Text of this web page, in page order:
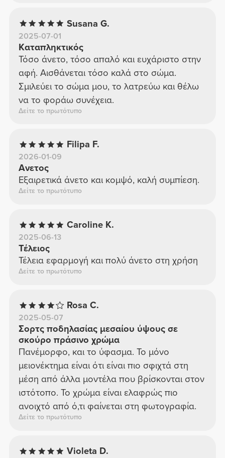
Susana G.
2025-07-01
Καταπληκτικός
Τόσο άνετο, τόσο απαλό και ευχάριστο στην
αφή. Αισθάνεται τόσο καλά στο σώμα.
Σμιλεύει το σώμα μου, το λατρεύω και θέλω
να το φοράω συνέχεια.
Δείτε το πρωτότυπο
Filipa F.
2026-01-09
Ανετος
Εξαιρετικά άνετο και κομψό, καλή συμπίεση.
Δείτε το πρωτότυπο
Caroline K.
2025-06-13
Τέλειος
Τέλεια εφαρμογή και πολύ άνετο στη χρήση
Δείτε το πρωτότυπο
Rosa C.
2025-05-07
Σορτς ποδηλασίας μεσαίου ύψους σε
σκούρο πράσινο χρώμα
Πανέμορφο, και το ύφασμα. Το μόνο
μειονέκτημα είναι ότι είναι πιο σφιχτά στη
μέση από άλλα μοντέλα που βρίσκονται στον
ιστότοπο. Το χρώμα είναι ελαφρώς πιο
ανοιχτό από ό,τι φαίνεται στη φωτογραφία.
Δείτε το πρωτότυπο
Violeta D.